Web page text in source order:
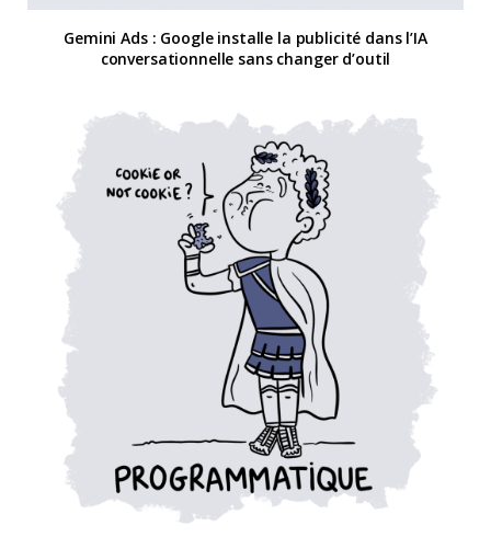
Gemini Ads : Google installe la publicité dans l’IA
conversationnelle sans changer d’outil